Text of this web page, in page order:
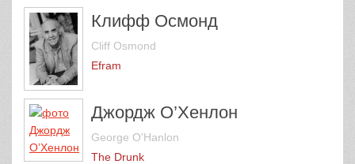
Клифф Осмонд
Cliff Osmond
Efram
Джордж О’Хенлон
George O'Hanlon
The Drunk